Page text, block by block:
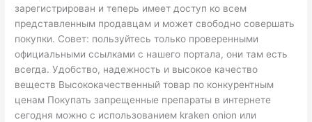
зарегистрирован и теперь имеет доступ ко всем
представленным продавцам и может свободно совершать
покупки. Совет: пользуйтесь только проверенными
официальными ссылками с нашего портала, они там есть
всегда. Удобство, надежность и высокое качество
веществ Высококачественный товар по конкурентным
ценам Покупать запрещенные препараты в интернете
сегодня можно с использованием kraken onion или